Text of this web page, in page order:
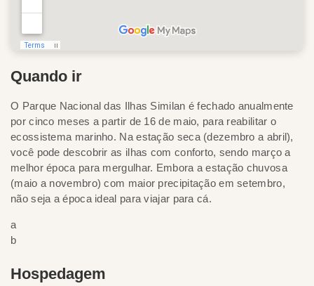
Quando ir
O Parque Nacional das Ilhas Similan é fechado anualmente
por cinco meses a partir de 16 de maio, para reabilitar o
ecossistema marinho. Na estação seca (dezembro a abril),
você pode descobrir as ilhas com conforto, sendo março a
melhor época para mergulhar. Embora a estação chuvosa
(maio a novembro) com maior precipitação em setembro,
não seja a época ideal para viajar para cá.
a
b
Hospedagem